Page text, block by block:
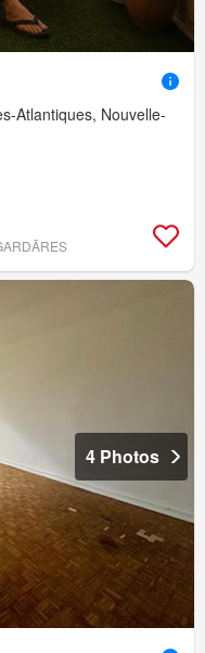
Atlantiques, Nouvelle-
4 Photos